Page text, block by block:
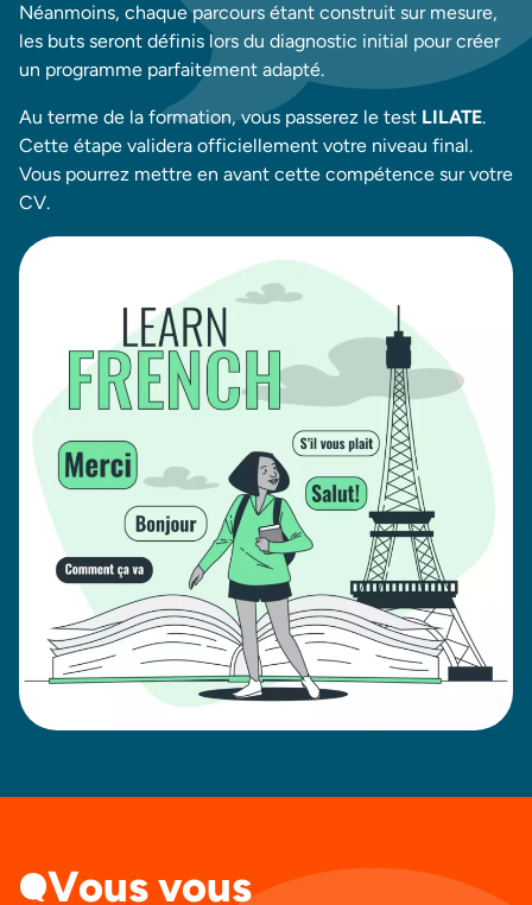
Néanmoins, chaque parcours étant construit sur mesure,
les buts seront définis lors du diagnostic initial pour créer
un programme parfaitement adapté.
Au terme de la formation, vous passerez le test LILATE.
Cette étape validera officiellement votre niveau final.
Vous pourrez mettre en avant cette compétence sur votre
CV.
Vous vous